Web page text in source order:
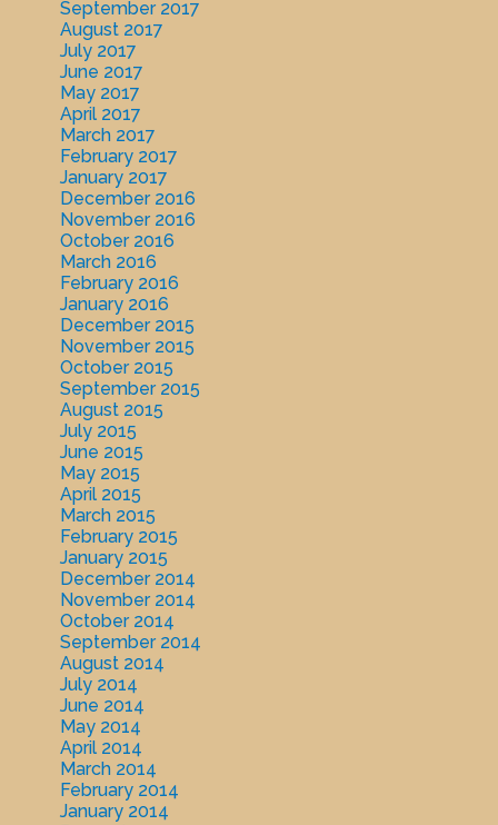
September 2017
August 2017
July 2017
June 2017
May 2017
April 2017
March 2017
February 2017
January 2017
December 2016
November 2016
October 2016
March 2016
February 2016
January 2016
December 2015
November 2015
October 2015
September 2015
August 2015
July 2015
June 2015
May 2015
April 2015
March 2015
February 2015
January 2015
December 2014
November 2014
October 2014
September 2014
August 2014
July 2014
June 2014
May 2014
April 2014
March 2014
February 2014
January 2014